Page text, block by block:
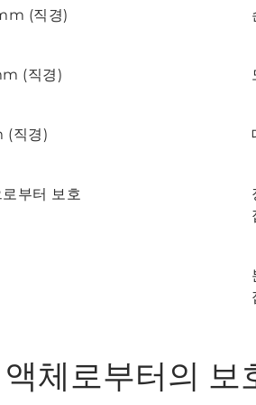
(직경)
(직경)
(직경)
부터 보호
체로부터의 보